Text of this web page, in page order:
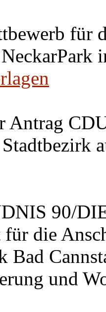
für
Antrag
90/
die
Bad
und